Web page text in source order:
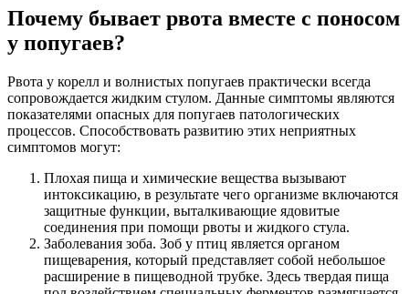
Почему бывает рвота вместе с поносом
у попугаев?
Рвота у корелл и волнистых попугаев практически всегда
сопровождается жидким стулом. Данные симптомы являются
показателями опасных для попугаев патологических
процессов. Способствовать развитию этих неприятных
симптомов могут:
Плохая пища и химические вещества вызывают
интоксикацию, в результате чего организме включаются
защитные функции, выталкивающие ядовитые
соединения при помощи рвоты и жидкого стула.
Заболевания зоба. Зоб у птиц является органом
пищеварения, который представляет собой небольшое
расширение в пищеводной трубке. Здесь твердая пища